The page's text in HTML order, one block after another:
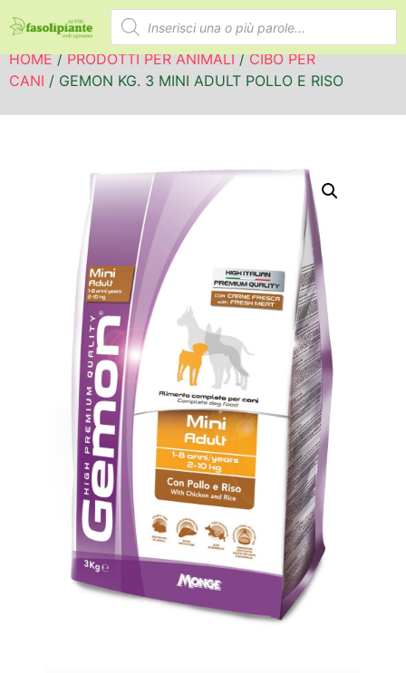
HOME/PRODOTTI PER ANIMALI/CIBO PER
CANI / GEMON KG. 3 MINI ADULT POLLO E RISO